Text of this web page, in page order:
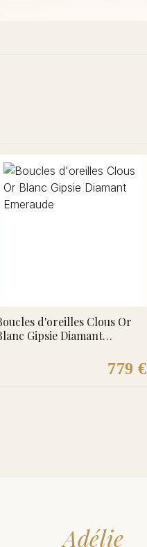
d'oreilles Clous Or
Gipsie Diamant
779 €
Adélie